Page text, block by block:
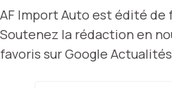
AF Import Auto est édité
Soutenez la rédaction en
favoris sur Google